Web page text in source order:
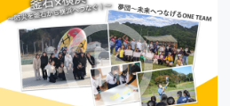
テクノロジー・ガジェット
映像・映画